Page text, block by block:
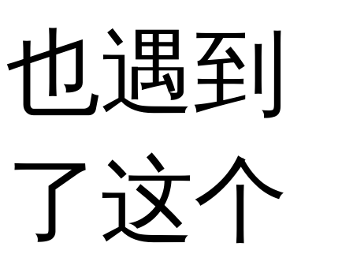
也遇到
了这个